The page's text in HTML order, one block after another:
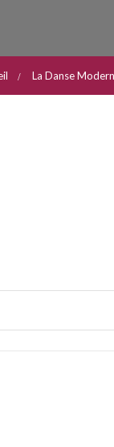
La Danse